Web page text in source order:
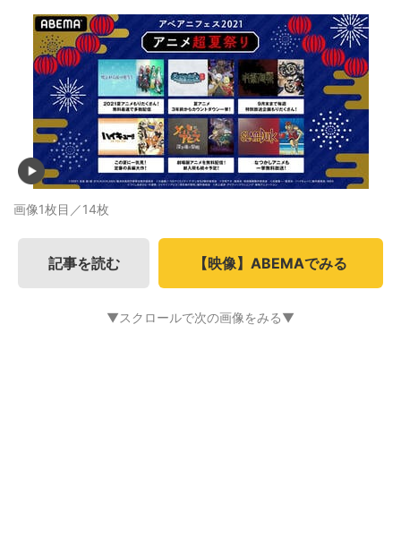
画像1枚目／14枚
記事を読む 【映像】ABEMAでみる
▼スクロールで次の画像をみる▼